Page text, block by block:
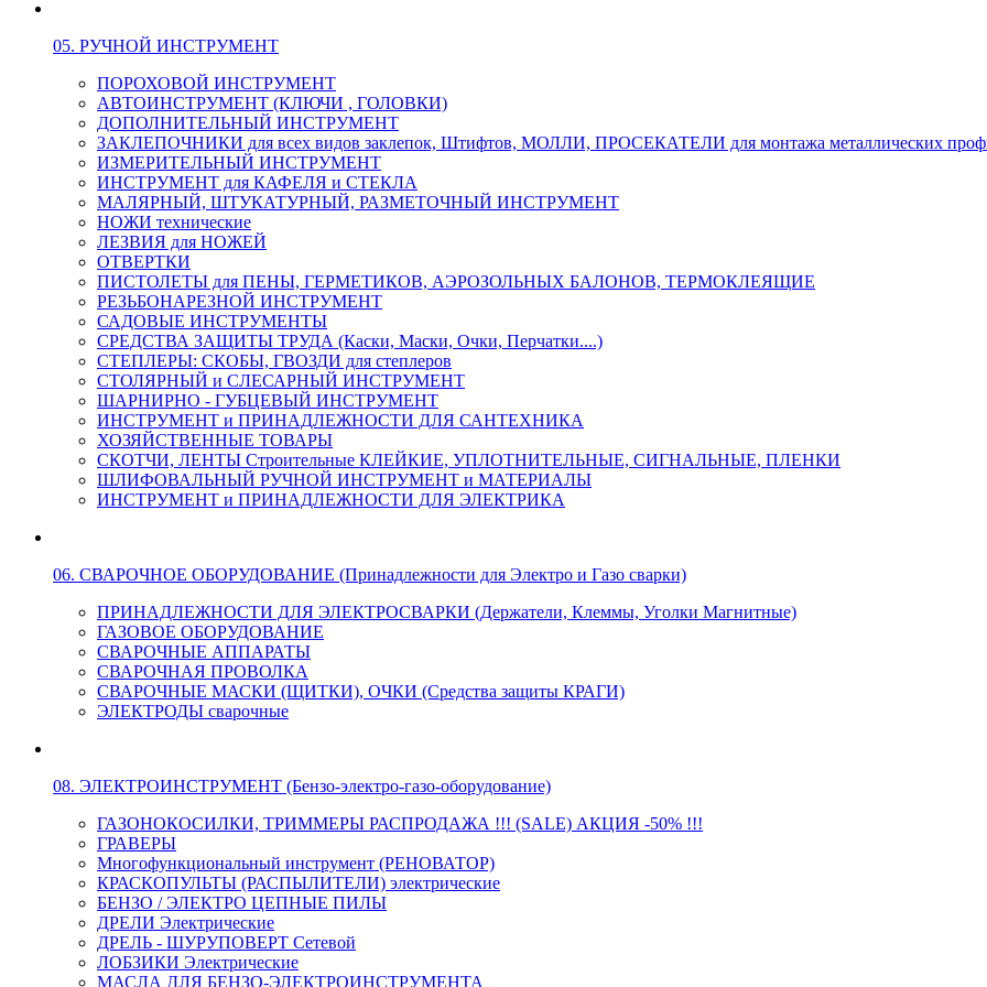
05. РУЧНОЙ ИНСТРУМЕНТ
ПОРОХОВОЙ ИНСТРУМЕНТ
АВТОИНСТРУМЕНТ (КЛЮЧИ , ГОЛОВКИ)
ДОПОЛНИТЕЛЬНЫЙ ИНСТРУМЕНТ
ЗАКЛЕПОЧНИКИ для всех видов заклепок, Штифтов, МОЛЛИ, ПРОСЕКАТЕЛИ для монтажа металлических
ИЗМЕРИТЕЛЬНЫЙ ИНСТРУМЕНТ
ИНСТРУМЕНТ для КАФЕЛЯ и СТЕКЛА
МАЛЯРНЫЙ, ШТУКАТУРНЫЙ, РАЗМЕТОЧНЫЙ ИНСТРУМЕНТ
НОЖИ технические
ЛЕЗВИЯ для НОЖЕЙ
ОТВЕРТКИ
ПИСТОЛЕТЫ для ПЕНЫ, ГЕРМЕТИКОВ, АЭРОЗОЛЬНЫХ БАЛОНОВ, ТЕРМОКЛЕЯЩИЕ
РЕЗЬБОНАРЕЗНОЙ ИНСТРУМЕНТ
САДОВЫЕ ИНСТРУМЕНТЫ
СРЕДСТВА ЗАЩИТЫ ТРУДА (Каски, Маски, Очки, Перчатки....)
СТЕПЛЕРЫ: СКОБЫ, ГВОЗДИ для степлеров
СТОЛЯРНЫЙ и СЛЕСАРНЫЙ ИНСТРУМЕНТ
ШАРНИРНО - ГУБЦЕВЫЙ ИНСТРУМЕНТ
ИНСТРУМЕНТ и ПРИНАДЛЕЖНОСТИ ДЛЯ САНТЕХНИКА
ХОЗЯЙСТВЕННЫЕ ТОВАРЫ
СКОТЧИ, ЛЕНТЫ Строительные КЛЕЙКИЕ, УПЛОТНИТЕЛЬНЫЕ, СИГНАЛЬНЫЕ, ПЛЕНКИ
ШЛИФОВАЛЬНЫЙ РУЧНОЙ ИНСТРУМЕНТ и МАТЕРИАЛЫ
ИНСТРУМЕНТ и ПРИНАДЛЕЖНОСТИ ДЛЯ ЭЛЕКТРИКА
06. СВАРОЧНОЕ ОБОРУДОВАНИЕ (Принадлежности для Электро и Газо сварки)
ПРИНАДЛЕЖНОСТИ ДЛЯ ЭЛЕКТРОСВАРКИ (Держатели, Клеммы, Уголки Магнитные)
ГАЗОВОЕ ОБОРУДОВАНИЕ
СВАРОЧНЫЕ АППАРАТЫ
СВАРОЧНАЯ ПРОВОЛКА
СВАРОЧНЫЕ МАСКИ (ЩИТКИ), ОЧКИ (Средства защиты КРАГИ)
ЭЛЕКТРОДЫ сварочные
08. ЭЛЕКТРОИНСТРУМЕНТ (Бензо-электро-газо-оборудование)
ГАЗОНОКОСИЛКИ, ТРИММЕРЫ РАСПРОДАЖА !!! (SALE) АКЦИЯ -50% !!!
ГРАВЕРЫ
Многофункциональный инструмент (РЕНОВАТОР)
КРАСКОПУЛЬТЫ (РАСПЫЛИТЕЛИ) электрические
БЕНЗО / ЭЛЕКТРО ЦЕПНЫЕ ПИЛЫ
ДРЕЛИ Электрические
ДРЕЛЬ - ШУРУПОВЕРТ Сетевой
ЛОБЗИКИ Электрические
МАСЛА ДЛЯ БЕНЗО-ЭЛЕКТРОИНСТРУМЕНТА